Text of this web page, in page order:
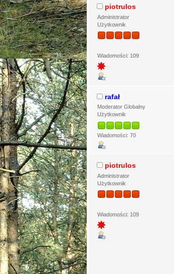
piotrulos
Administrator
Użytkownik
Wiadomości: 109
rafał
Moderator Globalny
Użytkownik
Wiadomości: 70
piotrulos
Administrator
Użytkownik
Wiadomości: 109